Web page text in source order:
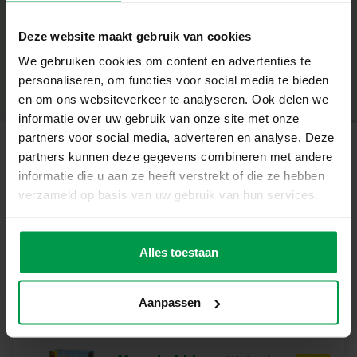
Deze website maakt gebruik van cookies
We gebruiken cookies om content en advertenties te
personaliseren, om functies voor social media te bieden
en om ons websiteverkeer te analyseren. Ook delen we
informatie over uw gebruik van onze site met onze
partners voor social media, adverteren en analyse. Deze
partners kunnen deze gegevens combineren met andere
informatie die u aan ze heeft verstrekt of die ze hebben
verzameld op basis van uw gebruik van hun services.
Alles toestaan
Aanpassen
– Laat je kind tot rust komen door het uitvoeren van de
oefeningen
– De oefeningen zijn in vrolijk dieren thema
– De kaarten hebben duidelijke uitleg middels
afbeeldingen. Ook zijn er extra instructies aanwezig
– De oefeningen zijn gericht op ademhaling, mindfulness
en ontspannen van je lichaam en geest
– Op een speelse manier kun je met deze kaarten tot rust
komen
Het beoefenen van Zen Yoga Animals biedt meer dan
alleen fysieke voordelen. Het helpt je mindfulness te
ontwikkelen, verbetert je vermogen om met emoties om
moment naar terug kunt keren. Bovendien is het een
leuke en gezonde manier om tijd door te brengen,
Productnummer|
02407
Deel dit product
Gerelateerde producten
Mega bubbles
XXL
Minimale